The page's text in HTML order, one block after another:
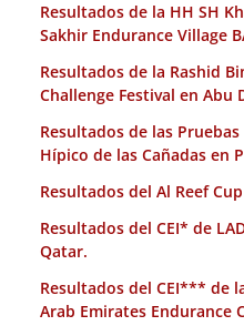
Resultados de la HH SH
Sakhir Endurance Village
Resultados de la Rashid
Challenge Festival en Abu
Resultados de las
Hípico de las Cañadas en
Resultados del Al Reef
Resultados del CEI* de
Qatar.
Resultados del CEI*** de
Arab Emirates Endurance